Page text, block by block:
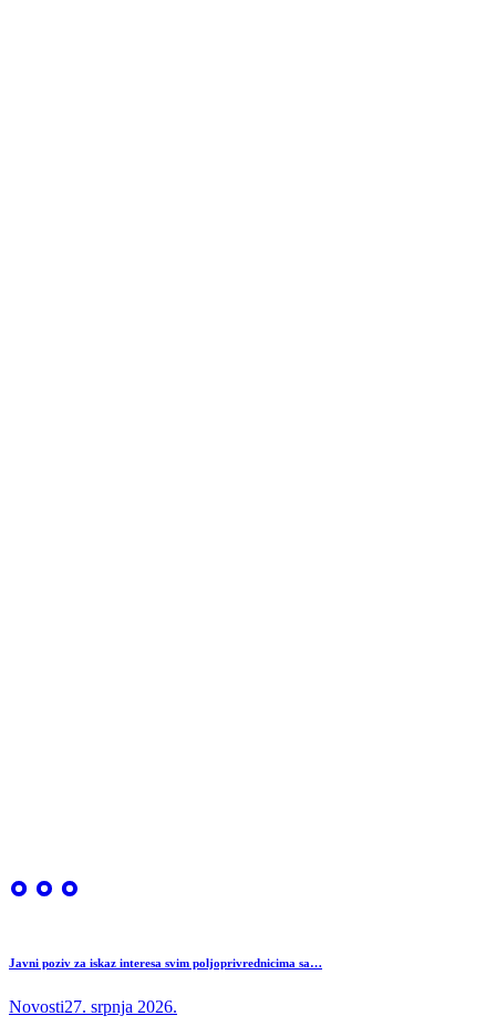
Javni poziv za iskaz interesa svim poljoprivrednicima sa…
Novosti27. srpnja 2026.